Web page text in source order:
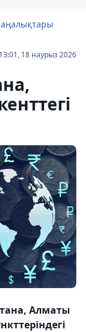
13:01, 18 наурыз 2026
Алматы